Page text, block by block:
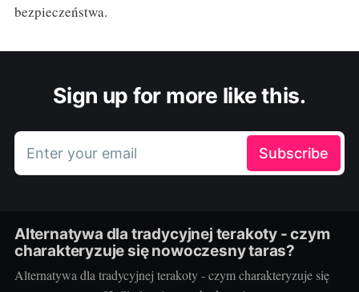
bezpieczeństwa.
Sign up for more like this.
Enter your email Subscribe
Alternatywa dla tradycyjnej terakoty - czym
charakteryzuje się nowoczesny taras?
Alternatywa dla tradycyjnej terakoty - czym charakteryzuje się